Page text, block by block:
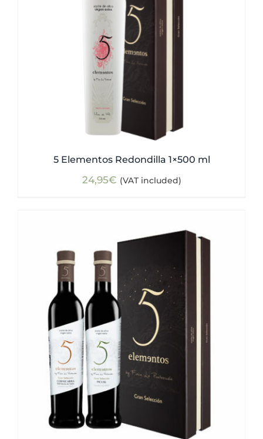
5 Elementos Redondilla 1×500 ml
24,95€ (VAT included)